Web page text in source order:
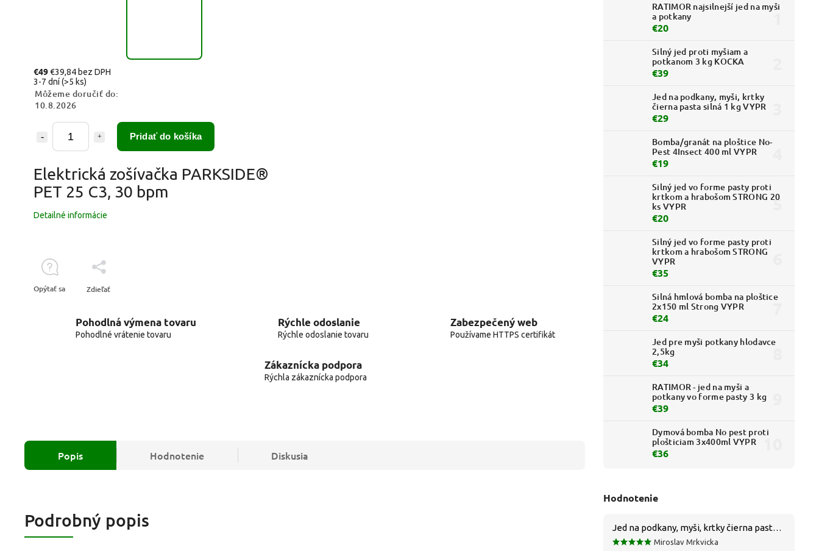
RATIMOR najsilnejší jed na myši
a potkany
€20
Silný jed proti myšiam a
potkanom 3 kg KOCKA
€39
Jed na podkany, myši, krtky
čierna pasta silná 1 kg VYPR
€29
Bomba/granát na ploštice No-
Pest 4Insect 400 ml VYPR
€19
Silný jed vo forme pasty proti
krtkom a hrabošom STRONG 20
ks VYPR
€20
Silný jed vo forme pasty proti
krtkom a hrabošom STRONG
VYPR
€35
Silná hmlová bomba na ploštice
2x150 ml Strong VYPR
€24
Jed pre myši potkany hlodavce
2,5kg
€34
RATIMOR - jed na myši a
potkany vo forme pasty 3 kg
€39
Dymová bomba No pest proti
plošticiam 3x400ml VYPR
€36
Hodnotenie
Jed na podkany, myši, krtky čierna pasta silná 1 kg VYPR
Miroslav Mrkvicka
€49€39,84 bez DPH
3-7 dní(>5 ks)
Môžeme doručiť do:
10.8.2026
Pridať do košíka
Elektrická zošívačka PARKSIDE®
PET 25 C3, 30 bpm
Detailné informácie
Opýtať sa Zdieľať
Pohodlná výmena tovaru
Pohodlné vrátenie tovaru
Rýchle odoslanie
Rýchle odoslanie tovaru
Zabezpečený web
Používame HTTPS certifikát
Zákaznícka podpora
Rýchla zákaznícka podpora
Popis Hodnotenie Diskusia
Podrobný popis